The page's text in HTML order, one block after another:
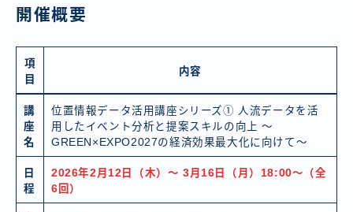
開催概要
項
目
内容
講
座
名
位置情報データ活用講座シリーズ① 人流データを活
用したイベント分析と提案スキルの向上 〜
GREEN×EXPO2027の経済効果最大化に向けて〜
日
程
2026年2月12日（木）〜 3月16日（月）18:00〜（全
6回）